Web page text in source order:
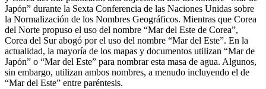
Japón” durante la Sexta Conferencia de las Naciones Unidas sobre
la Normalización de los Nombres Geográficos. Mientras que Corea
del Norte propuso el uso del nombre “Mar del Este de Corea”,
Corea del Sur abogó por el uso del nombre “Mar del Este”. En la
actualidad, la mayoría de los mapas y documentos utilizan “Mar de
Japón” o “Mar del Este” para nombrar esta masa de agua. Algunos,
sin embargo, utilizan ambos nombres, a menudo incluyendo el de
“Mar del Este” entre paréntesis.